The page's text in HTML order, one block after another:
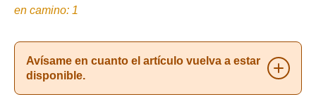
en camino: 1
Avísame en cuanto el artículo vuelva a estar
disponible.